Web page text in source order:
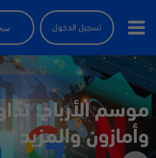
تسجيل الدخول
موسم الأرباح:
وأمازون والمزيد